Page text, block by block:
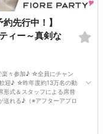
先行中！】
ィー～真剣な
楽々参加♪ ☆全員にチャン
迎♪ ☆昨年度約13万名の動
形式＆スタッフによる席替
れる♪（※アフターアプロ
フリータイムで放置され
終了・・・ということは
（無い場合はキャンセル扱